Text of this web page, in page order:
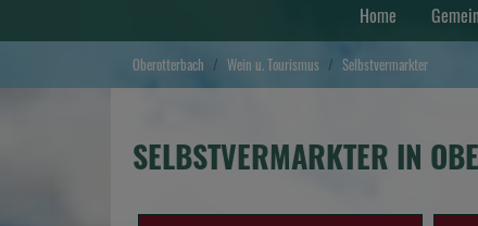
Zum Hauptinhalt springen
Home
Sie sind hier:
Oberotterbach Wein u. Tourismus Selbstvermarkter
SELBSTVERMARKTER IN